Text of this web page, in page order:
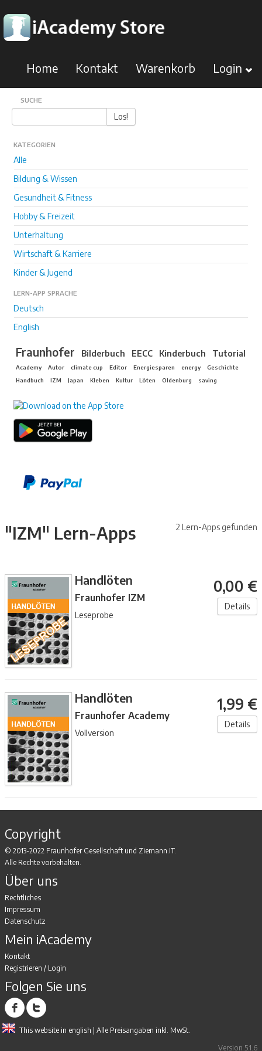
Home Kontakt Warenkorb Login
SUCHE
Los!
KATEGORIEN
Alle
Bildung & Wissen
Gesundheit & Fitness
Hobby & Freizeit
Unterhaltung
Wirtschaft & Karriere
Kinder & Jugend
LERN-APP SPRACHE
Deutsch
English
Fraunhofer Bilderbuch EECC Kinderbuch Tutorial
Academy Autor climate cup Editor Energiesparen energy
Geschichte
Handbuch
IZM Japan Kleben Kultur Löten Oldenburg saving
2 Lern-Apps gefunden
"IZM" Lern-Apps
Handlöten
Fraunhofer IZM
Leseprobe
0,00 €
Details
Handlöten
Fraunhofer Academy
Vollversion
1,99 €
Details
Copyright
© 2013-2022 Fraunhofer Gesellschaft und Ziemann.IT.
Alle Rechte vorbehalten.
Über uns
Rechtliches
Impressum
Datenschutz
Mein iAcademy
Kontakt
Registrieren / Login
Folgen Sie uns
This website in english | Alle Preisangaben inkl. MwSt.
Version 5.1.6